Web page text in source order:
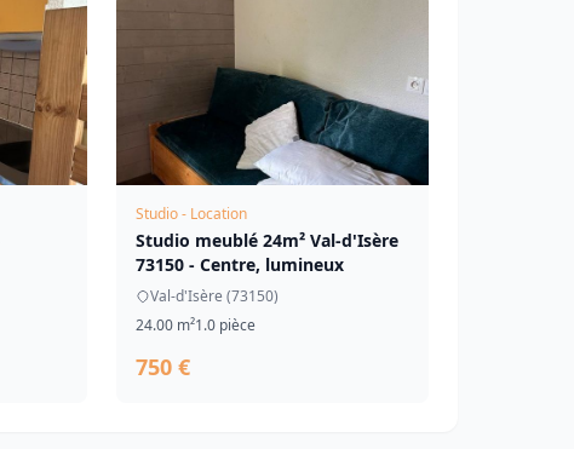
Studio - Location
Studio meublé 24m² Val-d'Isère
73150 - Centre, lumineux
Val-d'Isère (73150)
24.00 m²1.0 pièce
750 €